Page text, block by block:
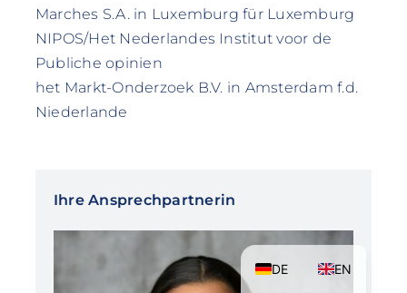
Marches S.A. in Luxemburg für Luxemburg
NIPOS/Het Nederlandes Institut voor de
Publiche opinien
het Markt-Onderzoek B.V. in Amsterdam f.d.
Niederlande
Ihre Ansprechpartnerin
DE EN